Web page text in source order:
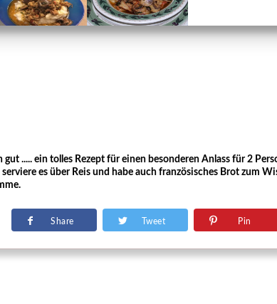
gut ..... ein tolles Rezept für einen besonderen Anlass für 2
serviere es über Reis und habe auch französisches Brot zum
Share Tweet Pin